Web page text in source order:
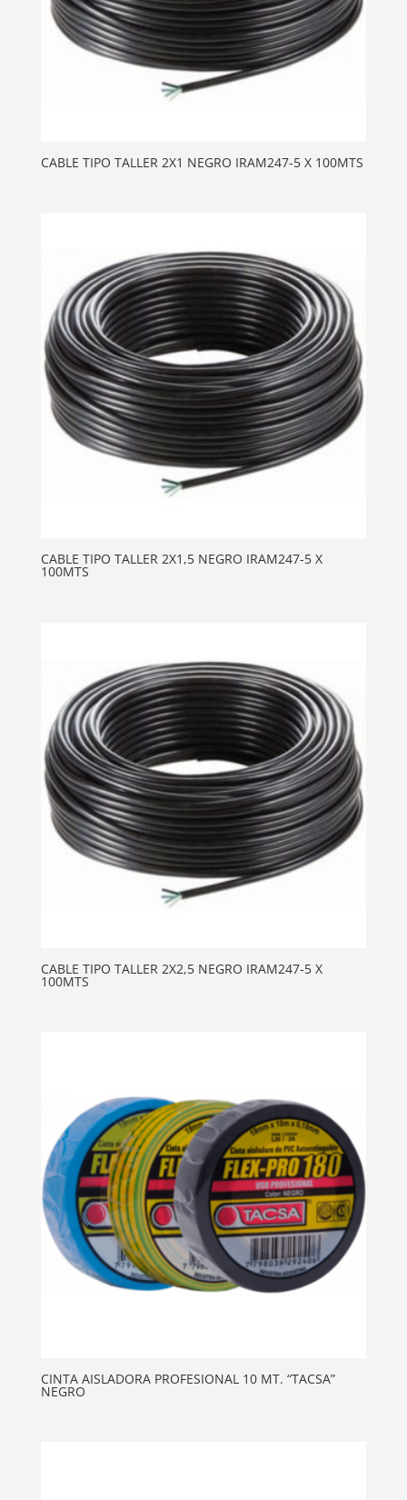
CABLE TIPO TALLER 2X1 NEGRO IRAM247-5 X 100MTS
CABLE TIPO TALLER 2X1,5 NEGRO IRAM247-5 X
100MTS
CABLE TIPO TALLER 2X2,5 NEGRO IRAM247-5 X
100MTS
CINTA AISLADORA PROFESIONAL 10 MT. “TACSA”
NEGRO